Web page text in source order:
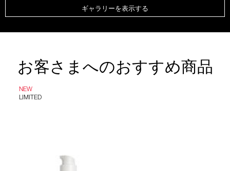
ギャラリーを表示する
お客さまへのおすすめ商品
NEW
LIMITED